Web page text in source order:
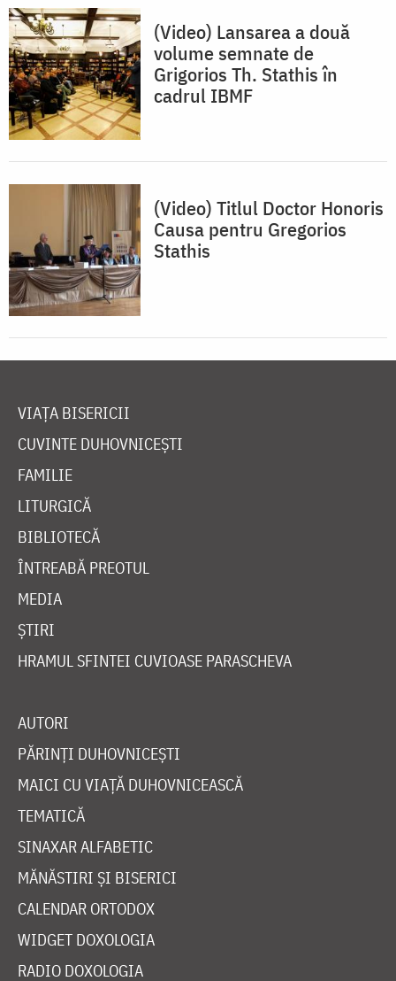
(Video) Lansarea a două
volume semnate de
Grigorios Th. Stathis în
cadrul IBMF
(Video) Titlul Doctor Honoris
Causa pentru Gregorios
Stathis
VIAȚA BISERICII
CUVINTE DUHOVNICEȘTI
FAMILIE
LITURGICĂ
BIBLIOTECĂ
ÎNTREABĂ PREOTUL
MEDIA
ȘTIRI
HRAMUL SFINTEI CUVIOASE PARASCHEVA
AUTORI
PĂRINȚI DUHOVNICEȘTI
MAICI CU VIAȚĂ DUHOVNICEASCĂ
TEMATICĂ
SINAXAR ALFABETIC
MĂNĂSTIRI ȘI BISERICI
CALENDAR ORTODOX
WIDGET DOXOLOGIA
RADIO DOXOLOGIA